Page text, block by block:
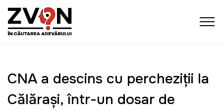
CNA a descins cu percheziţii la
Călărași, într-un dosar de